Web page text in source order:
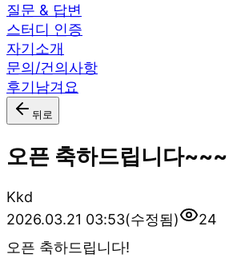
질문 & 답변
스터디 인증
자기소개
문의/건의사항
후기남겨요
뒤로
오픈 축하드립니다~~~
Kkd
2026.03.21 03:53(수정됨)
24
오픈 축하드립니다!